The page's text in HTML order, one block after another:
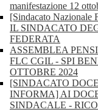
manifestazione 12
[Sindacato Nazionale
IL SINDACATO
FEDERATA
ASSEMBLEA
FLC CGIL - SPI
OTTOBRE 2024
[SINDACATO
INFORMA] AI
SINDACALE -